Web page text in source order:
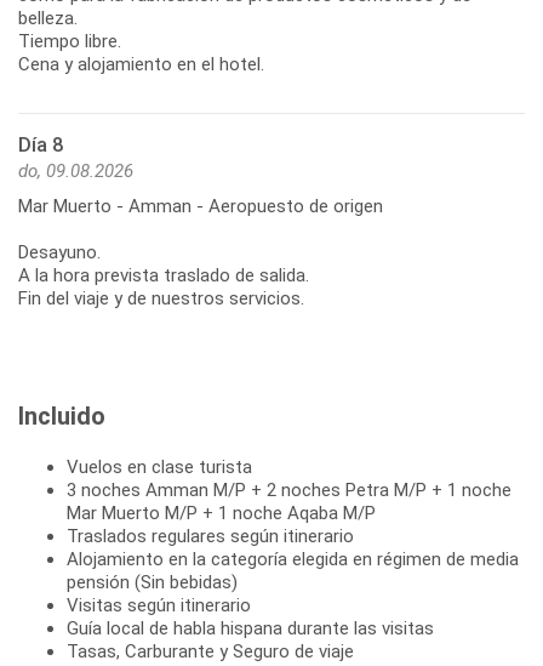
belleza.
Tiempo libre.
Cena y alojamiento en el hotel.
Día 8
do, 09.08.2026
Mar Muerto - Amman - Aeropuesto de origen
Desayuno.
A la hora prevista traslado de salida.
Fin del viaje y de nuestros servicios.
Incluido
Vuelos en clase turista
3 noches Amman M/P + 2 noches Petra M/P + 1 noche
Mar Muerto M/P + 1 noche Aqaba M/P
Traslados regulares según itinerario
Alojamiento en la categoría elegida en régimen de media
pensión (Sin bebidas)
Visitas según itinerario
Guía local de habla hispana durante las visitas
Tasas, Carburante y Seguro de viaje